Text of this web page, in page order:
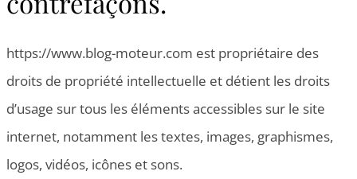
https://www.blog-moteur.com est propriétaire des
droits de propriété intellectuelle et détient les droits
d’usage sur tous les éléments accessibles sur le site
internet, notamment les textes, images, graphismes,
logos, vidéos, icônes et sons.